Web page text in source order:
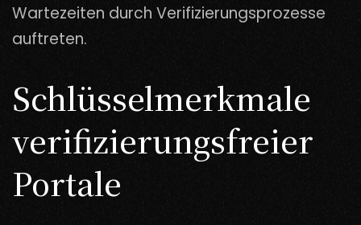
Wartezeiten durch Verifizierungsprozesse
auftreten.
Schlüsselmerkmale
verifizierungsfreier
Portale